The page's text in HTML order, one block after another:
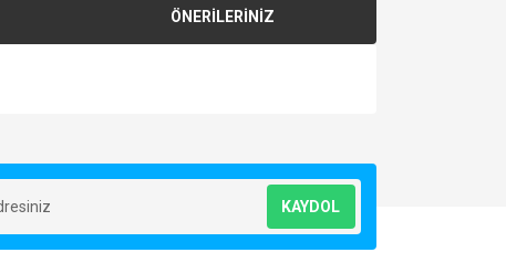
ÖNERİLERİNİZ
KAYDOL